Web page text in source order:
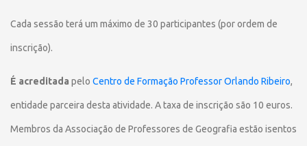
Cada sessão terá um máximo de 30 participantes (por ordem de
inscrição).
É acreditada pelo Centro de Formação Professor Orlando Ribeiro,
entidade parceira desta atividade. A taxa de inscrição são 10 euros.
Membros da Associação de Professores de Geografia estão isentos